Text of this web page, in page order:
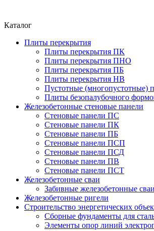
Каталог
Плиты перекрытия
Плиты перекрытия ПК
Плиты перекрытия ПНО
Плиты перекрытия ПБ
Плиты перекрытия НВ
Пустотные (многопустотные)
Плиты безопалубочного
Железобетонные стеновые панели
Стеновые панели ПС
Стеновые панели ПК
Стеновые панели ПБ
Стеновые панели ПСП
Стеновые панели ПСД
Стеновые панели ПВ
Стеновые панели ПСТ
Железобетонные сваи
Забивные железобетонные сваи
Железобетонные ригели
Строительство энергетических
Сборные фундаменты для
Элементы опор линий